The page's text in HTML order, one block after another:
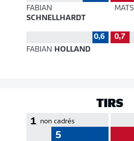
FABIAN
SCHNELLHARDT
MATS
0,6
0,7
FABIAN HOLLAND
TIRS
1 non cadrés
5